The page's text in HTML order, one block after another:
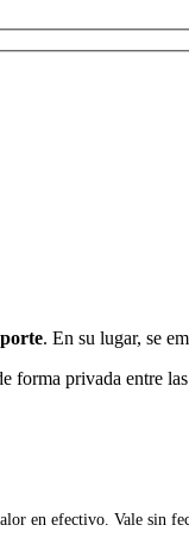
. En su lugar, se
forma privada entre
en efectivo. Vale sin